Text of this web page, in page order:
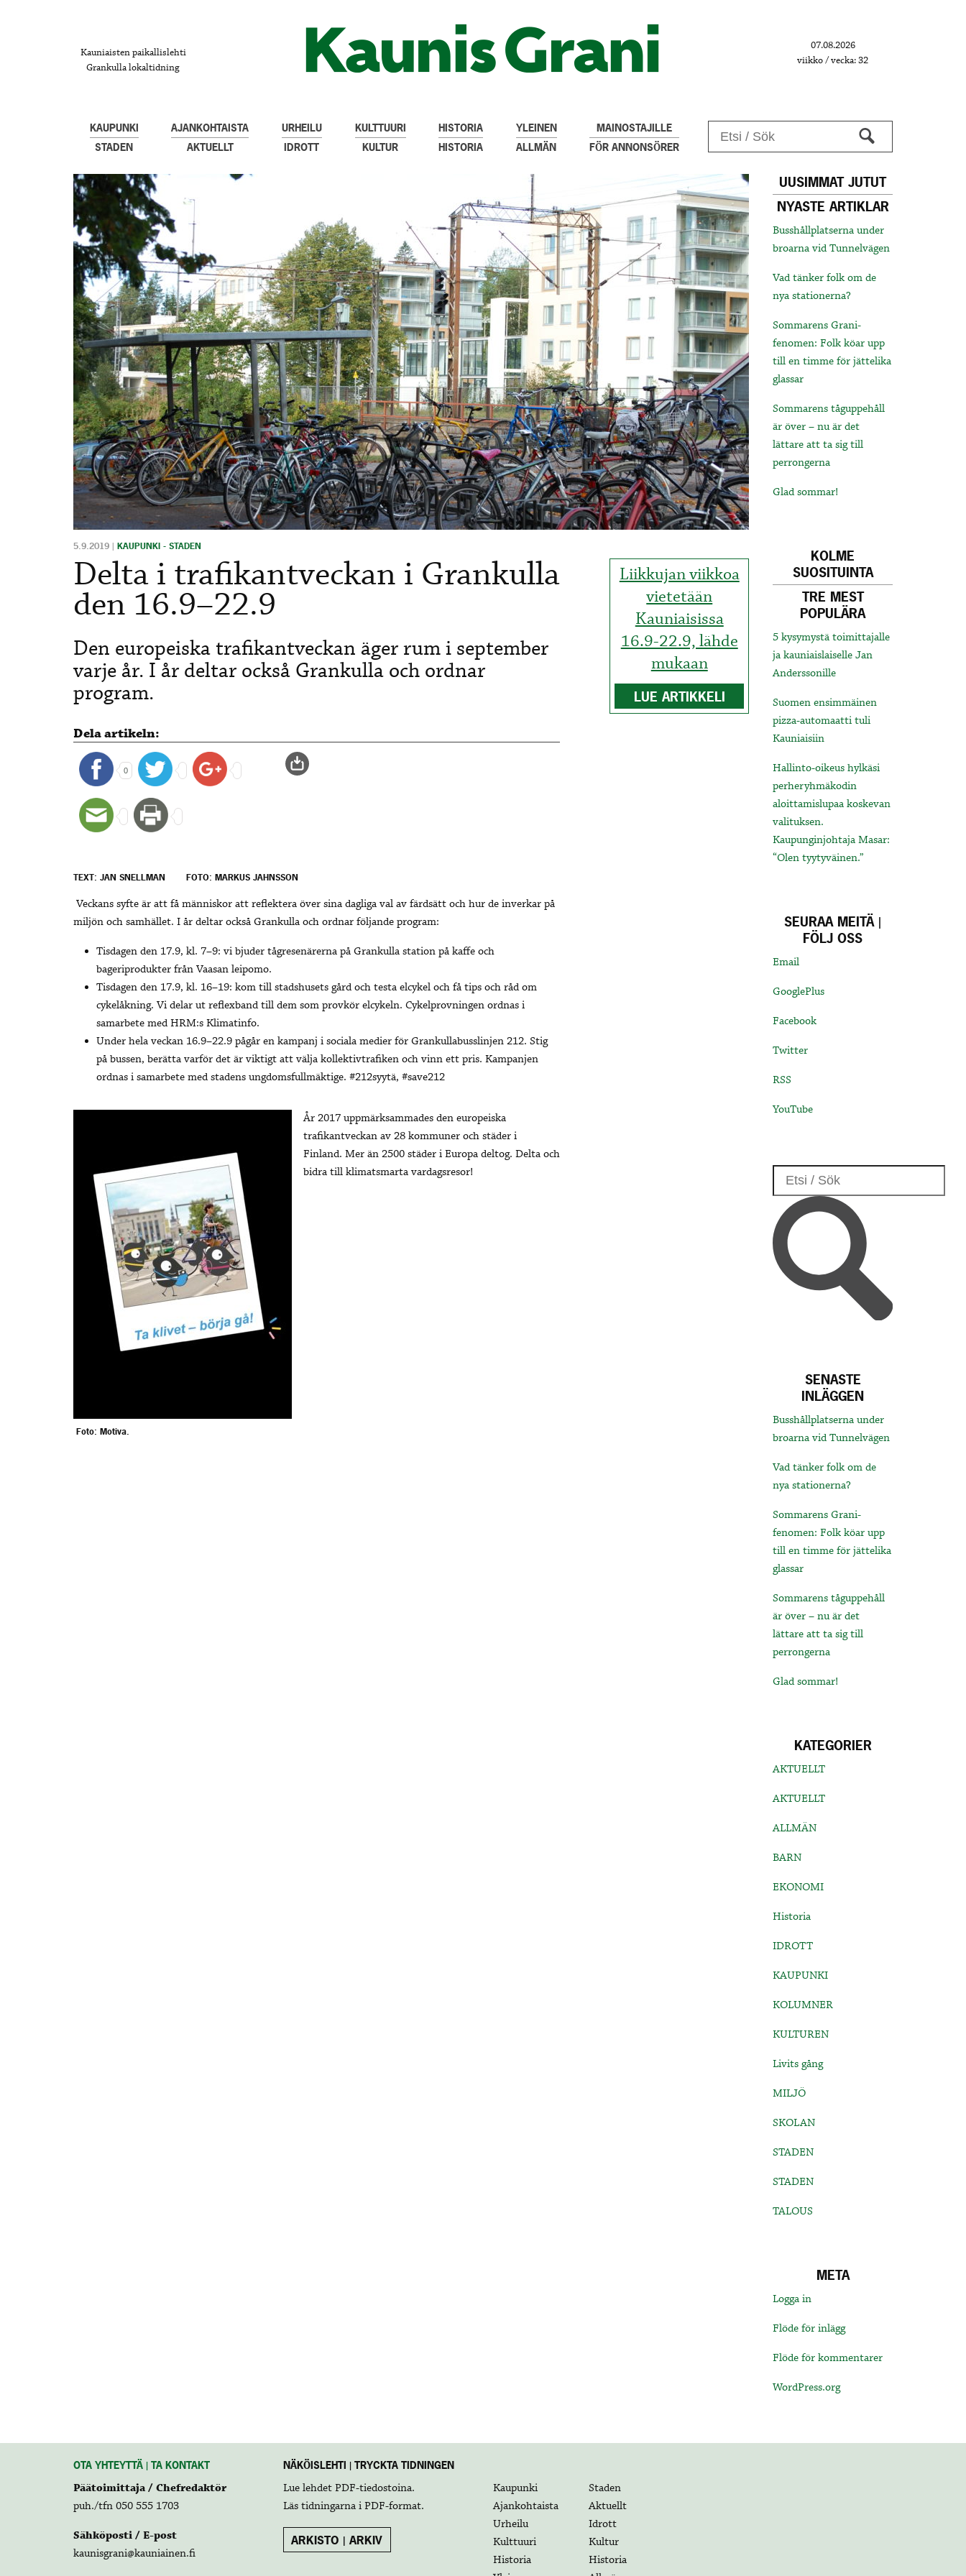
Kauniaisten paikallislehti
Grankulla lokaltidning
07.08.2026
viikko / vecka: 32
KAUPUNKI
STADEN
AJANKOHTAISTA
AKTUELLT
URHEILU
IDROTT
KULTTUURI
KULTUR
HISTORIA
HISTORIA
YLEINEN
ALLMÄN
MAINOSTAJILLE
FÖR ANNONSÖRER
Liikkujan viikkoa
vietetään
Kauniaisissa
16.9-22.9, lähde
mukaan
LUE ARTIKKELI
5.9.2019 | KAUPUNKI - STADEN
Delta i trafikantveckan i Grankulla
den 16.9–22.9
Den europeiska trafikantveckan äger rum i september
varje år. I år deltar också Grankulla och ordnar
program.
Dela artikeln:
0
TEXT: JAN SNELLMAN FOTO: MARKUS JAHNSSON
Veckans syfte är att få människor att reflektera över sina dagliga val av färdsätt och hur de inverkar på
miljön och samhället. I år deltar också Grankulla och ordnar följande program:
Tisdagen den 17.9, kl. 7–9: vi bjuder tågresenärerna på Grankulla station på kaffe och
bageriprodukter från Vaasan leipomo.
Tisdagen den 17.9, kl. 16–19: kom till stadshusets gård och testa elcykel och få tips och råd om
cykelåkning. Vi delar ut reflexband till dem som provkör elcykeln. Cykelprovningen ordnas i
samarbete med HRM:s Klimatinfo.
Under hela veckan 16.9–22.9 pågår en kampanj i sociala medier för Grankullabusslinjen 212. Stig
på bussen, berätta varför det är viktigt att välja kollektivtrafiken och vinn ett pris. Kampanjen
ordnas i samarbete med stadens ungdomsfullmäktige. #212syytä, #save212
Foto: Motiva.
År 2017 uppmärksammades den europeiska
trafikantveckan av 28 kommuner och städer i
Finland. Mer än 2500 städer i Europa deltog. Delta och
bidra till klimatsmarta vardagsresor!
UUSIMMAT JUTUT
NYASTE ARTIKLAR
Busshållplatserna under
broarna vid Tunnelvägen
Vad tänker folk om de
nya stationerna?
Sommarens Grani-
fenomen: Folk köar upp
till en timme för jättelika
glassar
Sommarens tåguppehåll
är över – nu är det
lättare att ta sig till
perrongerna
Glad sommar!
KOLME
SUOSITUINTA
TRE MEST
POPULÄRA
5 kysymystä toimittajalle
ja kauniaislaiselle Jan
Anderssonille
Suomen ensimmäinen
pizza-automaatti tuli
Kauniaisiin
Hallinto-oikeus hylkäsi
perheryhmäkodin
aloittamislupaa koskevan
valituksen.
Kaupunginjohtaja Masar:
“Olen tyytyväinen.”
SEURAA MEITÄ |
FÖLJ OSS
Email
GooglePlus
Facebook
Twitter
RSS
YouTube
SENASTE
INLÄGGEN
Busshållplatserna under
broarna vid Tunnelvägen
Vad tänker folk om de
nya stationerna?
Sommarens Grani-
fenomen: Folk köar upp
till en timme för jättelika
glassar
Sommarens tåguppehåll
är över – nu är det
lättare att ta sig till
perrongerna
Glad sommar!
KATEGORIER
AKTUELLT
AKTUELLT
ALLMÄN
BARN
EKONOMI
Historia
IDROTT
KAUPUNKI
KOLUMNER
KULTUREN
Livits gång
MILJÖ
SKOLAN
STADEN
STADEN
TALOUS
META
Logga in
Flöde för inlägg
Flöde för kommentarer
WordPress.org
OTA YHTEYTTÄ | TA KONTAKT
Päätoimittaja / Chefredaktör
puh./tfn 050 555 1703
Sähköposti / E-post
kaunisgrani@kauniainen.fi
NÄKÖISLEHTI | TRYCKTA TIDNINGEN
Lue lehdet PDF-tiedostoina.
Läs tidningarna i PDF-format.
ARKISTO | ARKIV
Kaupunki
Staden
Ajankohtaista
Aktuellt
Urheilu
Idrott
Kulttuuri
Kultur
Historia
Historia